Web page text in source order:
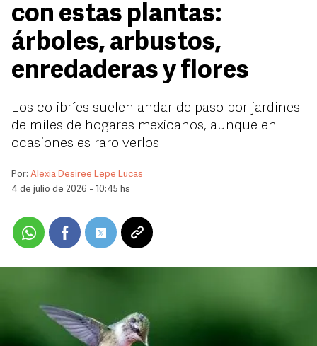
con estas plantas:
árboles, arbustos,
enredaderas y flores
Los colibríes suelen andar de paso por jardines
de miles de hogares mexicanos, aunque en
ocasiones es raro verlos
Por: Alexia Desiree Lepe Lucas
4 de julio de 2026 - 10:45 hs